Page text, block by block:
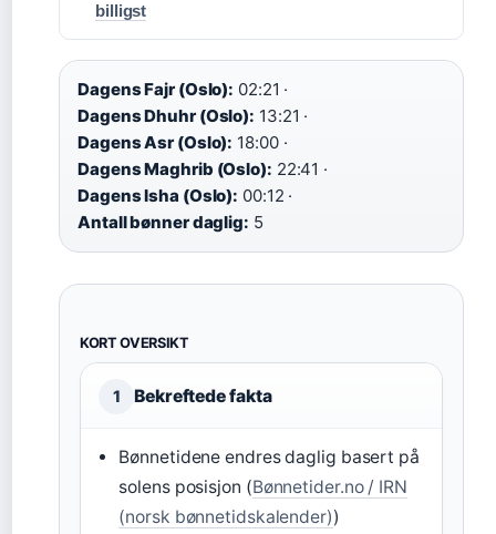
billigst
Dagens Fajr (Oslo): 02:21 ·
Dagens Dhuhr (Oslo): 13:21 ·
Dagens Asr (Oslo): 18:00 ·
Dagens Maghrib (Oslo): 22:41 ·
Dagens Isha (Oslo): 00:12 ·
Antall bønner daglig: 5
KORT OVERSIKT
1 Bekreftede fakta
Bønnetidene endres daglig basert på
solens posisjon (Bønnetider.no / IRN
(norsk bønnetidskalender))